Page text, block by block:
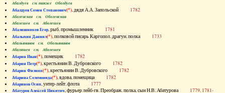
Абалдуев см. также Оболдуев
Абалдуев Семен Степанович(*), дядя А.А. Запольской 1782
Абаленская см. Оболенская
Абалешев см. Аболешев
Абалишников Егор, рыб. промышленник 1781
Абалыхин Даниил(*), полковой писарь Каргопол. драгун. полка 1733
Абальянинов см. Обольянинов
Абаляшев см. Аболешев
Абарин Иван(*), помещик 1782
Абарин Петр(*), крестьянин В. Дубровского 1782
Абарин Филипп(*), крестьянин В. Дубровского 1782
Абарина Соломонида(*), вдова, помещица 1782
Абаринов Осип, унтер-лейт. флота 1777
Абатуров Алексей Никитич, фурьер лейб-гв. Преображ. полка, сын Н.В. Абатурова 1779, 1781-